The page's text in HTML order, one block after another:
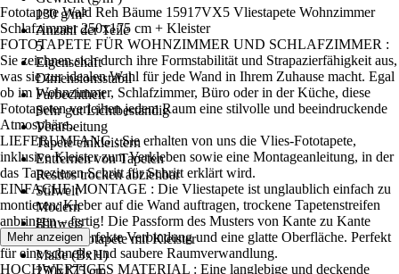
130 g/m²
Anzahl der Teile
5
Eigenschaft
Dimensionsstabil
Farbechtheit
Sehr gut Lichtbeständig
Verarbeitung
Tapete einkleistern
Entfernen von Tapeten
Restlos trocken abziehbar
Stilwelt
Modern
Hinweis
Vlies Fototapete mit Kleister
Maße (BxH)
Fototapete Wald Reh Bäume 15917VX5 Vliestapete Wohnzimmer
Schlafzimmer 250x175 cm + Kleister
FOTOTAPETE FÜR WOHNZIMMER UND SCHLAFZIMMER :
Sie zeichnen sich durch ihre Formstabilität und Strapazierfähigkeit aus,
was sie zur idealen Wahl für jede Wand in Ihrem Zuhause macht. Egal
ob im Wohnzimmer, Schlafzimmer, Büro oder in der Küche, diese
Fototapeten verleihen jedem Raum eine stilvolle und beeindruckende
Atmosphäre..
LIEFERUMFANG : Sie erhalten von uns die Vlies-Fototapete,
inklusive Kleister zum Verkleben sowie eine Montageanleitung, in der
das Tapezieren Schritt für Schritt erklärt wird.
EINFACHE MONTAGE : Die Vliestapete ist unglaublich einfach zu
montieren: Kleber auf die Wand auftragen, trockene Tapetenstreifen
anbringen – fertig! Die Passform des Musters von Kante zu Kante
sorgt für eine perfekte Verbindung und eine glatte Oberfläche. Perfekt
für eine schnelle und saubere Raumverwandlung.
HOCHWERTIGES MATERIAL : Eine langlebige und deckende
Mehr anzeigen